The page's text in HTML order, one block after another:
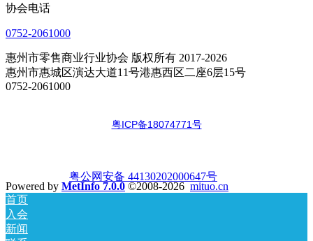
协会电话
0752-2061000
惠州市零售商业行业协会 版权所有 2017-2026
惠州市惠城区演达大道11号港惠西区二座6层15号
0752-2061000
粤ICP备18074771号
粤公网安备 44130202000647号
Powered by MetInfo 7.0.0 ©2008-2026 mituo.cn
首页
入会
新闻